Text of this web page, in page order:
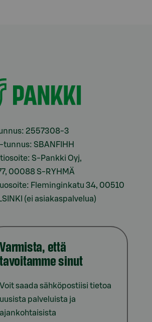
2557308-3
tunnus: SBANFIHH
S-Pankki Oyj,
00088 S-RYHMÄ
Fleminginkatu 34, 00510
(ei asiakaspalvelua)
Varmista, että
tavoitamme sinut
Voit saada sähköpostiisi tietoa
uusista palveluista ja
ajankohtaisista